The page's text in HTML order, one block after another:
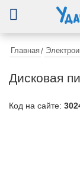
Главная/
Дисковая
Код на сайте: